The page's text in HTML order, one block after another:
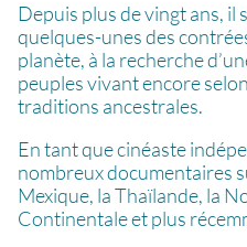
Depuis plus de vingt ans, il
quelques-unes des
planète, à la recherche
peuples vivant encore
traditions ancestrales.
En tant que cinéaste
nombreux documentaires
Mexique, la Thaïlande, la
Continentale et plus